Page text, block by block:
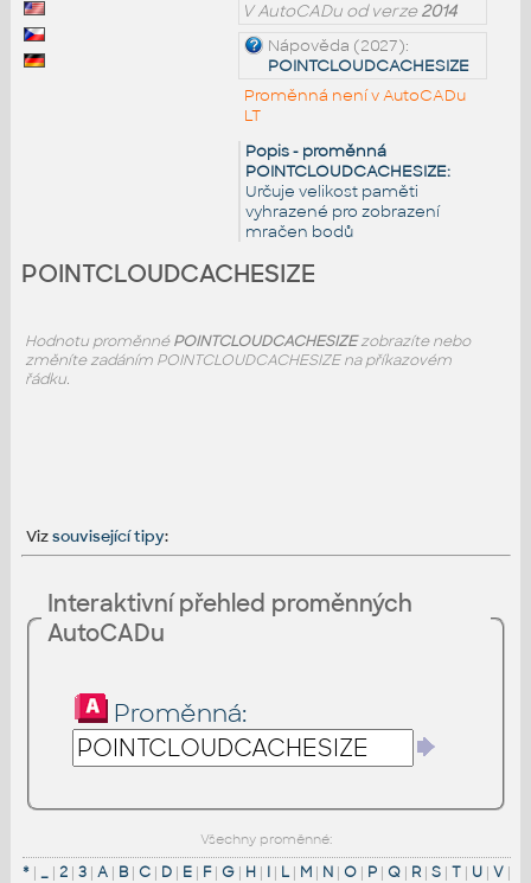
V AutoCADu od verze2014
Nápověda (2027):
POINTCLOUDCACHESIZE
Proměnná není v AutoCADu
LT
Popis - proměnná
POINTCLOUDCACHESIZE:
Určuje velikost paměti
vyhrazené pro zobrazení
mračen bodů
POINTCLOUDCACHESIZE
Hodnotu proměnnéPOINTCLOUDCACHESIZEzobrazíte nebo
změníte zadáním POINTCLOUDCACHESIZE na příkazovém
řádku.
Vizsouvisející tipy:
Interaktivní přehled proměnných
AutoCADu
Proměnná:
Všechny proměnné:
*| _| 2| 3| A| B| C| D| E| F| G| H | I| L| M| N| O| P| Q| R| S| T| U| V|